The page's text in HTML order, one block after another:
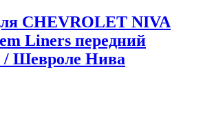
CHEVROLET NIVA
Liners передний
/ Шевроле Нива